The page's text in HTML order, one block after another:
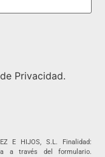
Privacidad.
E HIJOS, S.L. Finalidad:
a través del formulario.